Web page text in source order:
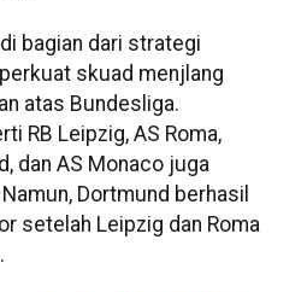
bagian dari strategi
skuad menjlang
atas Bundesliga.
RB Leipzig, AS Roma,
dan AS Monaco juga
Dortmund berhasil
setelah Leipzig dan Roma